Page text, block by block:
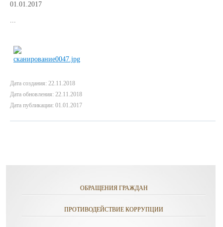
01.01.2017
...
Дата создания: 22.11.2018
Дата обновления: 22.11.2018
Дата публикации: 01.01.2017
ОБРАЩЕНИЯ ГРАЖДАН
ПРОТИВОДЕЙСТВИЕ КОРРУПЦИИ